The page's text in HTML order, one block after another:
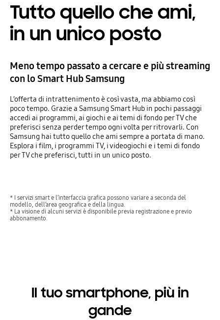
Tutto quello che ami,
in un unico posto
Meno tempo passato a cercare e più streaming
con lo Smart Hub Samsung
L’offerta di intrattenimento è così vasta, ma abbiamo così
poco tempo. Grazie a Samsung Smart Hub in pochi passaggi
accedi ai programmi, ai giochi e ai temi di fondo per TV che
preferisci senza perder tempo ogni volta per ritrovarli. Con
Samsung hai tutto quello che ami sempre a portata di mano.
Esplora i film, i programmi TV, i videogiochi e i temi di fondo
per TV che preferisci, tutti in un unico posto.
* I servizi smart e l’interfaccia grafica possono variare a seconda del
modello, dell’area geografica e della lingua.
* La visione di alcuni servizi è disponibile previa registrazione e previo
abbonamento.
Il tuo smartphone, più in
gande